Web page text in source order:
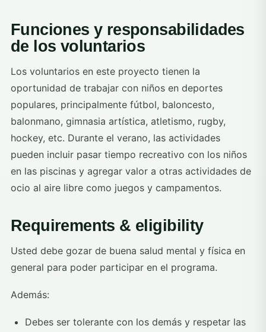
Funciones y responsabilidades
de los voluntarios
Los voluntarios en este proyecto tienen la
oportunidad de trabajar con niños en deportes
populares, principalmente fútbol, baloncesto,
balonmano, gimnasia artística, atletismo, rugby,
hockey, etc. Durante el verano, las actividades
pueden incluir pasar tiempo recreativo con los niños
en las piscinas y agregar valor a otras actividades de
ocio al aire libre como juegos y campamentos.
Requirements & eligibility
Usted debe gozar de buena salud mental y física en
general para poder participar en el programa.
Además:
Debes ser tolerante con los demás y respetar las